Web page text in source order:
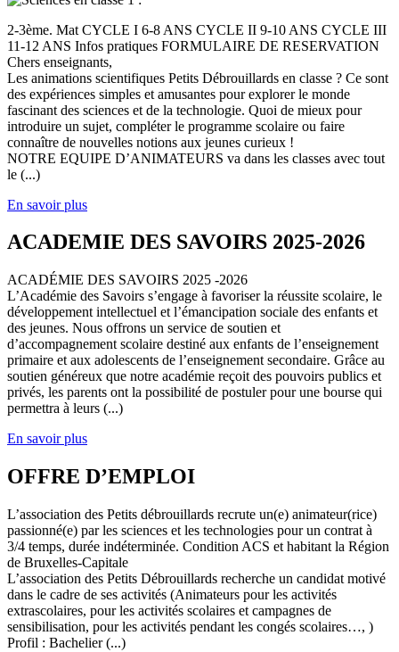
2-3ème. Mat CYCLE I 6-8 ANS CYCLE II 9-10 ANS CYCLE III
11-12 ANS Infos pratiques FORMULAIRE DE RESERVATION
Chers enseignants,
Les animations scientifiques Petits Débrouillards en classe ? Ce sont
des expériences simples et amusantes pour explorer le monde
fascinant des sciences et de la technologie. Quoi de mieux pour
introduire un sujet, compléter le programme scolaire ou faire
connaître de nouvelles notions aux jeunes curieux !
NOTRE EQUIPE D’ANIMATEURS va dans les classes avec tout
le (...)
En savoir plus
ACADEMIE DES SAVOIRS 2025-2026
ACADÉMIE DES SAVOIRS 2025 -2026
L’Académie des Savoirs s’engage à favoriser la réussite scolaire, le
développement intellectuel et l’émancipation sociale des enfants et
des jeunes. Nous offrons un service de soutien et
d’accompagnement scolaire destiné aux enfants de l’enseignement
primaire et aux adolescents de l’enseignement secondaire. Grâce au
soutien généreux que notre académie reçoit des pouvoirs publics et
privés, les parents ont la possibilité de postuler pour une bourse qui
permettra à leurs (...)
En savoir plus
OFFRE D’EMPLOI
L’association des Petits débrouillards recrute un(e) animateur(rice)
passionné(e) par les sciences et les technologies pour un contrat à
3/4 temps, durée indéterminée. Condition ACS et habitant la Région
de Bruxelles-Capitale
L’association des Petits Débrouillards recherche un candidat motivé
dans le cadre de ses activités (Animateurs pour les activités
extrascolaires, pour les activités scolaires et campagnes de
sensibilisation, pour les activités pendant les congés scolaires…, )
Profil : Bachelier (...)